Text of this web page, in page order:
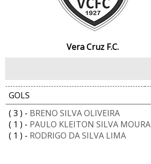
Vera Cruz F.C.
GOLS
( 3 ) - BRENO SILVA OLIVEIRA
( 1 ) - PAULO KLEITON SILVA MOURA
( 1 ) - RODRIGO DA SILVA LIMA